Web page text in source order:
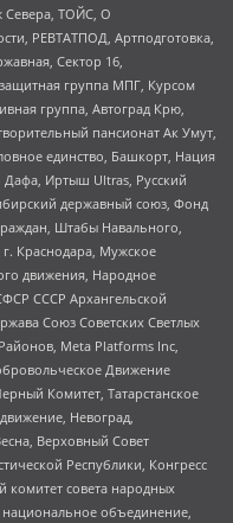
Севера, ТОЙС, О
РЕВТАТПОД, Артподготовка,
Сектор 16,
группа МПГ, Курсом
группа, Автоград Крю,
пансионат Ак Умут,
единство, Башкорт, Нация
Дафа, Иртыш Ultras, Русский
державный союз, Фонд
Штабы Навального,
Краснодара, Мужское
движения, Народное
СССР Архангельской
Союз Советских Светлых
Meta Platforms Inc,
Движение
Комитет, Татарстанское
Невоград,
Верховный Совет
Республики, Конгресс
комитет совета народных
национальное объединение,